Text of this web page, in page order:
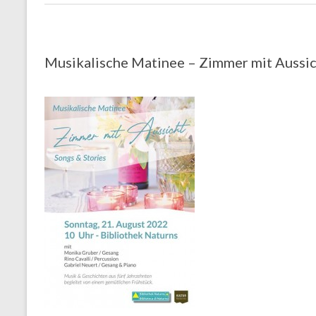
Musikalische Matinee – Zimmer mit